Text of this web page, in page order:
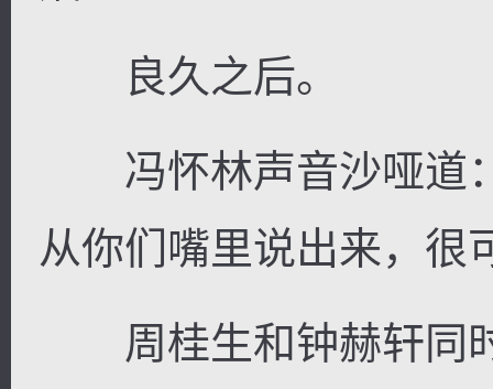
良久之后。
冯怀林声音沙哑道：
从你们嘴里说出来，很
周桂生和钟赫轩同